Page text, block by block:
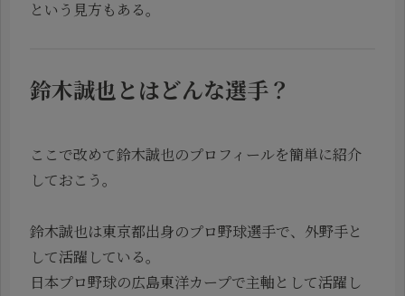
という見方もある。
鈴木誠也とはどんな選手？
ここで改めて鈴木誠也のプロフィールを簡単に紹介
しておこう。
鈴木誠也は東京都出身のプロ野球選手で、外野手と
して活躍している。
日本プロ野球の広島東洋カープで主軸として活躍し